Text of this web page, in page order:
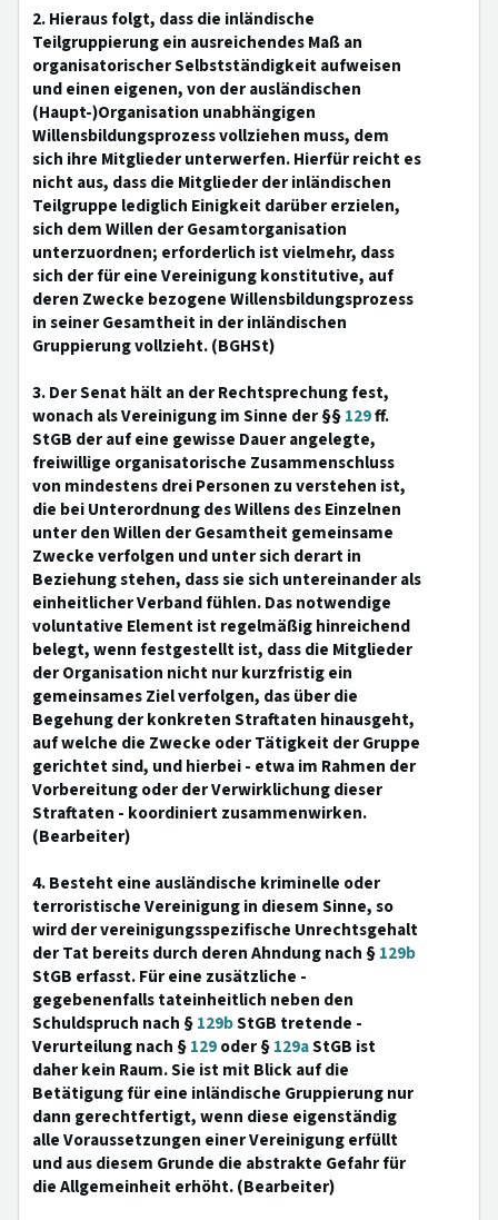
2. Hieraus folgt, dass die inländische
Teilgruppierung ein ausreichendes Maß an
organisatorischer Selbstständigkeit aufweisen
und einen eigenen, von der ausländischen
(Haupt-)Organisation unabhängigen
Willensbildungsprozess vollziehen muss, dem
sich ihre Mitglieder unterwerfen. Hierfür reicht es
nicht aus, dass die Mitglieder der inländischen
Teilgruppe lediglich Einigkeit darüber erzielen,
sich dem Willen der Gesamtorganisation
unterzuordnen; erforderlich ist vielmehr, dass
sich der für eine Vereinigung konstitutive, auf
deren Zwecke bezogene Willensbildungsprozess
in seiner Gesamtheit in der inländischen
Gruppierung vollzieht. (BGHSt)
3. Der Senat hält an der Rechtsprechung fest,
wonach als Vereinigung im Sinne der §§129ff.
StGB der auf eine gewisse Dauer angelegte,
freiwillige organisatorische Zusammenschluss
von mindestens drei Personen zu verstehen ist,
die bei Unterordnung des Willens des Einzelnen
unter den Willen der Gesamtheit gemeinsame
Zwecke verfolgen und unter sich derart in
Beziehung stehen, dass sie sich untereinander als
einheitlicher Verband fühlen. Das notwendige
voluntative Element ist regelmäßig hinreichend
belegt, wenn festgestellt ist, dass die Mitglieder
der Organisation nicht nur kurzfristig ein
gemeinsames Ziel verfolgen, das über die
Begehung der konkreten Straftaten hinausgeht,
auf welche die Zwecke oder Tätigkeit der Gruppe
gerichtet sind, und hierbei - etwa im Rahmen der
Vorbereitung oder der Verwirklichung dieser
Straftaten - koordiniert zusammenwirken.
(Bearbeiter)
4. Besteht eine ausländische kriminelle oder
terroristische Vereinigung in diesem Sinne, so
wird der vereinigungsspezifische Unrechtsgehalt
der Tat bereits durch deren Ahndung nach §129b
StGB erfasst. Für eine zusätzliche -
gegebenenfalls tateinheitlich neben den
Schuldspruch nach §129bStGB tretende -
Verurteilung nach §129oder §129aStGB ist
daher kein Raum. Sie ist mit Blick auf die
Betätigung für eine inländische Gruppierung nur
dann gerechtfertigt, wenn diese eigenständig
alle Voraussetzungen einer Vereinigung erfüllt
und aus diesem Grunde die abstrakte Gefahr für
die Allgemeinheit erhöht. (Bearbeiter)